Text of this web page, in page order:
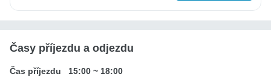
Časy příjezdu a odjezdu
Čas příjezdu 15:00 ~ 18:00